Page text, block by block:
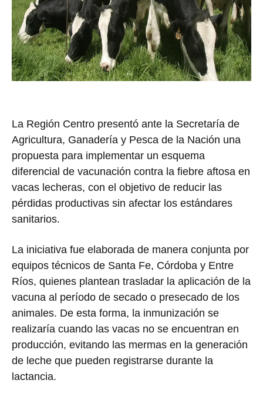
La Región Centro presentó ante la Secretaría de
Agricultura, Ganadería y Pesca de la Nación una
propuesta para implementar un esquema
diferencial de vacunación contra la fiebre aftosa en
vacas lecheras, con el objetivo de reducir las
pérdidas productivas sin afectar los estándares
sanitarios.
La iniciativa fue elaborada de manera conjunta por
equipos técnicos de Santa Fe, Córdoba y Entre
Ríos, quienes plantean trasladar la aplicación de la
vacuna al período de secado o presecado de los
animales. De esta forma, la inmunización se
realizaría cuando las vacas no se encuentran en
producción, evitando las mermas en la generación
de leche que pueden registrarse durante la
lactancia.